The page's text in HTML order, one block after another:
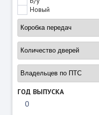
Новый
ГОД ВЫПУСКА